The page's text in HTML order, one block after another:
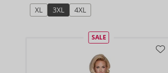
XL 3XL 4XL
SALE